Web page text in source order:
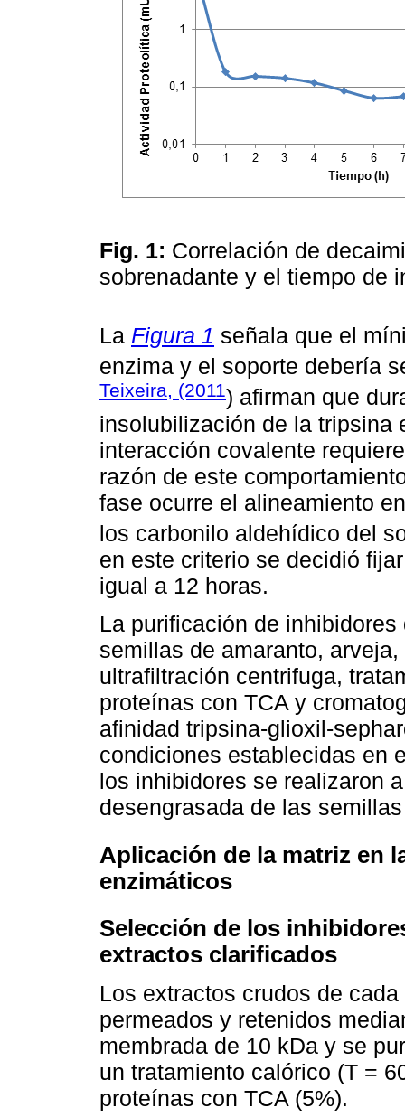
Fig. 1: Correlación de
sobrenadante y el tiempo
La Figura 1 señala que el
enzima y el soporte debería
Teixeira, (2011) afirman que
insolubilización de la tripsina
interacción covalente
razón de este
fase ocurre el alineamiento
los carbonilo aldehídico del
en este criterio se decidió
igual a 12 horas.
La purificación de
semillas de amaranto,
ultrafiltración centrifuga,
proteínas con TCA y
afinidad tripsina-glioxil-
condiciones establecidas en
los inhibidores se realizaron
desengrasada de las
Aplicación de la matriz en
enzimáticos
Selección de los
extractos clarificados
Los extractos crudos de
permeados y retenidos
membrada de 10 kDa y se
un tratamiento calórico (T =
proteínas con TCA (5%).